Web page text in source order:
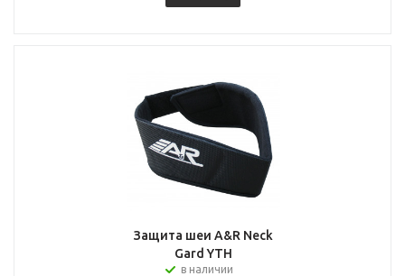
Защита шеи A&R Neck
Gard YTH
в наличии